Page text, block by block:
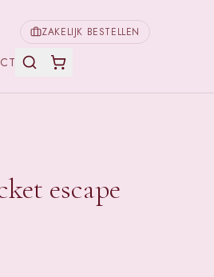
ZAKELIJK BESTELLEN
escape